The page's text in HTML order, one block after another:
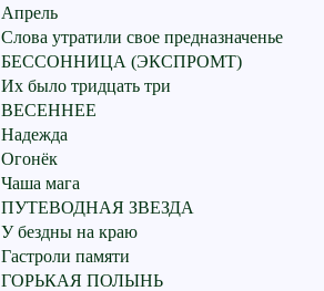
Апрель
Слова утратили свое предназначенье
БЕССОННИЦА (ЭКСПРОМТ)
Их было тридцать три
ВЕСЕННЕЕ
Надежда
Огонёк
Чаша мага
ПУТЕВОДНАЯ ЗВЕЗДА
У бездны на краю
Гастроли памяти
ГОРЬКАЯ ПОЛЫНЬ